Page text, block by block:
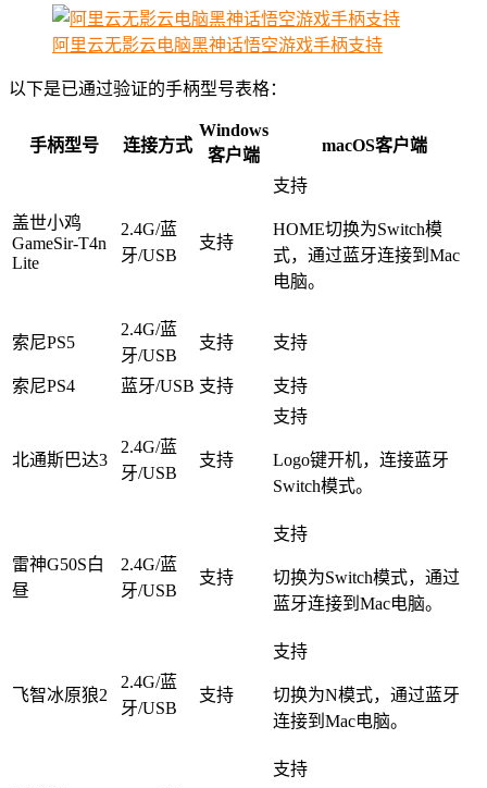
阿里云无影云电脑黑神话悟空游戏手柄支持
以下是已通过验证的手柄型号表格：
手柄型号 连接方式
Windows
客户端
macOS客户端
盖世小鸡
GameSir-T4n
Lite
2.4G/蓝
牙/USB
支持
支持
HOME切换为Switch模
式，通过蓝牙连接到Mac
电脑。
索尼PS5
2.4G/蓝
牙/USB
支持 支持
索尼PS4 蓝牙/USB 支持 支持
北通斯巴达3
2.4G/蓝
牙/USB
支持
支持
Logo键开机，连接蓝牙
Switch模式。
雷神G50S白
昼
2.4G/蓝
牙/USB
支持
支持
切换为Switch模式，通过
蓝牙连接到Mac电脑。
飞智冰原狼2
2.4G/蓝
牙/USB
支持
支持
切换为N模式，通过蓝牙
连接到Mac电脑。
支持